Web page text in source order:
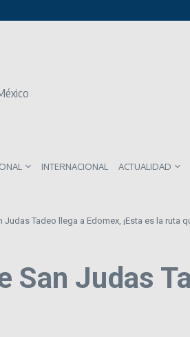
subirá en México para 2026: Así será el
INTERNACIONAL ACTUALIDAD
Judas Tadeo llega a Edomex, ¡Esta es la ruta
San Judas